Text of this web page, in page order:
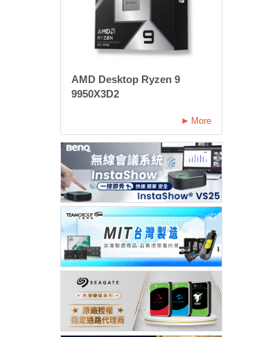
AMD Desktop Ryzen 9
9950X3D2
More